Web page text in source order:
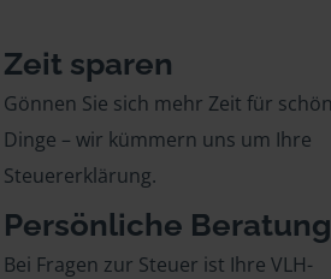
Zeit sparen
Gönnen Sie sich mehr Zeit für
Dinge – wir kümmern uns um Ihre
Steuererklärung.
Persönliche Beratung
Bei Fragen zur Steuer ist Ihre VLH-